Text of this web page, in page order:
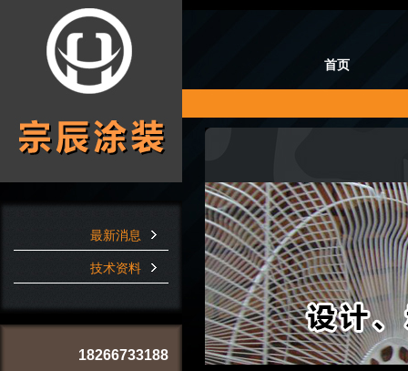
首页
最新消息
技术资料
18266733188